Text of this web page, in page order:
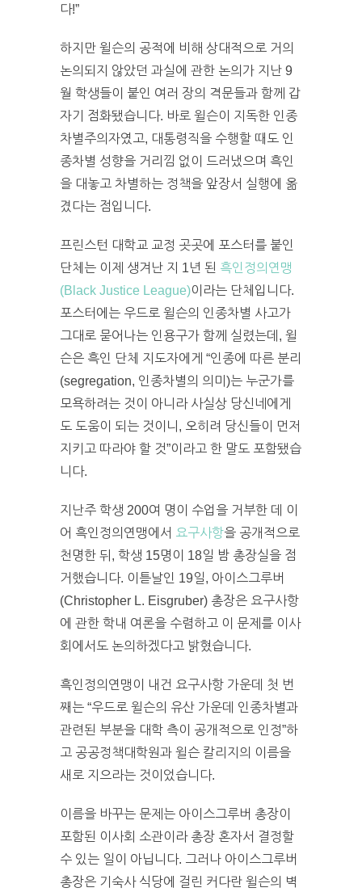
다!”
하지만 윌슨의 공적에 비해 상대적으로 거의
논의되지 않았던 과실에 관한 논의가 지난 9
월 학생들이 붙인 여러 장의 격문들과 함께 갑
자기 점화됐습니다. 바로 윌슨이 지독한 인종
차별주의자였고, 대통령직을 수행할 때도 인
종차별 성향을 거리낌 없이 드러냈으며 흑인
을 대놓고 차별하는 정책을 앞장서 실행에 옮
겼다는 점입니다.
프린스턴 대학교 교정 곳곳에 포스터를 붙인
단체는 이제 생겨난 지 1년 된 흑인정의연맹
(Black Justice League)이라는 단체입니다.
포스터에는 우드로 윌슨의 인종차별 사고가
그대로 묻어나는 인용구가 함께 실렸는데, 윌
슨은 흑인 단체 지도자에게 “인종에 따른 분리
(segregation, 인종차별의 의미)는 누군가를
모욕하려는 것이 아니라 사실상 당신네에게
도 도움이 되는 것이니, 오히려 당신들이 먼저
지키고 따라야 할 것”이라고 한 말도 포함됐습
니다.
지난주 학생 200여 명이 수업을 거부한 데 이
어 흑인정의연맹에서 요구사항을 공개적으로
천명한 뒤, 학생 15명이 18일 밤 총장실을 점
거했습니다. 이튿날인 19일, 아이스그루버
(Christopher L. Eisgruber) 총장은 요구사항
에 관한 학내 여론을 수렴하고 이 문제를 이사
회에서도 논의하겠다고 밝혔습니다.
흑인정의연맹이 내건 요구사항 가운데 첫 번
째는 “우드로 윌슨의 유산 가운데 인종차별과
관련된 부분을 대학 측이 공개적으로 인정”하
고 공공정책대학원과 윌슨 칼리지의 이름을
새로 지으라는 것이었습니다.
이름을 바꾸는 문제는 아이스그루버 총장이
포함된 이사회 소관이라 총장 혼자서 결정할
수 있는 일이 아닙니다. 그러나 아이스그루버
총장은 기숙사 식당에 걸린 커다란 윌슨의 벽